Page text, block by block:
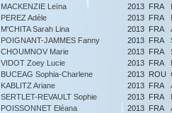
MACKENZIE Leïna 2013 FRA
PEREZ Adèle 2013 FRA
M'CHITA Sarah Lina 2013 FRA
POIGNANT-JAMMES Fanny 2013 FRA
CHOUMNOV Marie 2013 FRA
VIDOT Zoey Lucie 2013 FRA
BUCEAG Sophia-Charlene 2013 ROU
KABLITZ Ariane 2013 FRA
SERTLET-REVAULT Sophie 2013 FRA
POISSONNET Eléana 2013 FRA